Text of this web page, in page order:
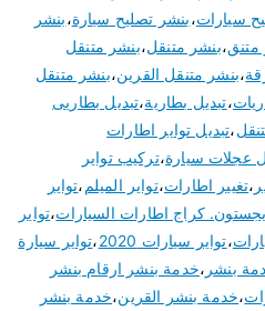
سيارات،بنشر تصليح سيارة،بنشر
متنق،بنشر متنقل،بنشر متنقل
،بنشر متنقل القرين،بنشر متنقل
،تبديل بطارية،تبديل بطاريى
،تبديل تواير اطارات
عجلات سيارة،تركيب تواير
،تغيير اطارات،تواير الميلم ،تواير
كراج اطارات السيارات،تواير
،تواير سيارات 2020 ،تواير سيارة
بنشر ،خدمة بنشر ارقام بنشر
،خدمة بنشر القرين،خدمة بنشر